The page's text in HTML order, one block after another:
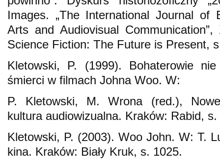
Images. „The International Journal of
Arts and Audiovisual
Science Fiction: The Future is Present,
Kletowski, P. (1999). Bohaterowie
śmierci w filmach Johna Woo. W:
P. Kletowski, M. Wrona (red.), Nowe
kultura audiowizualna. Kraków: Rabid,
Kletowski, P. (2003). Woo John. W: T.
kina. Kraków: Biały Kruk, s. 1025.